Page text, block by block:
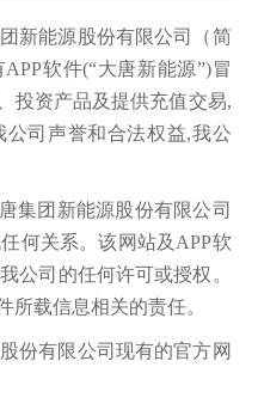
新能源股份有限公司（简
软件(“大唐新能源”)冒
投资产品及提供充值交易,
司声誉和合法权益,我公
集团新能源股份有限公司
何关系。该网站及APP软
公司的任何许可或授权。
所载信息相关的责任。
份有限公司现有的官方网